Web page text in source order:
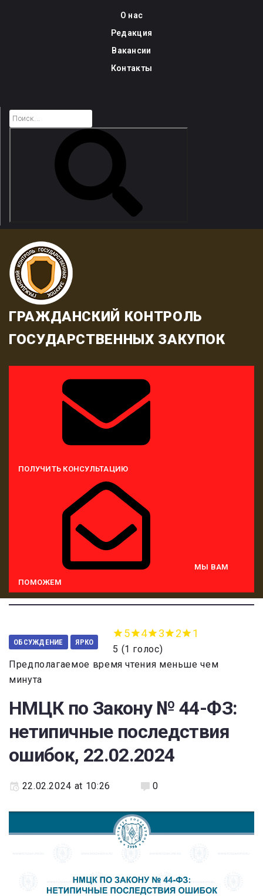
О нас
Редакция
Вакансии
Контакты
ГРАЖДАНСКИЙ КОНТРОЛЬ
ГОСУДАРСТВЕННЫХ ЗАКУПОК
ПОЛУЧИТЬ КОНСУЛЬТАЦИЮ
МЫ ВАМ
ПОМОЖЕМ
ОБСУЖДЕНИЕ ЯРКО
5 4 3 2 1
5 (1 голос)
Предполагаемое время чтения меньше чем
минута
НМЦК по Закону № 44-ФЗ:
нетипичные последствия
ошибок, 22.02.2024
22.02.2024 at 10:26 0